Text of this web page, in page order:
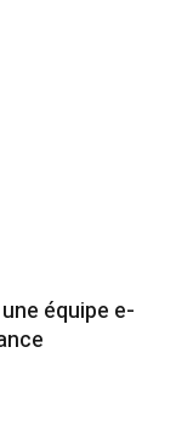
équipe e-